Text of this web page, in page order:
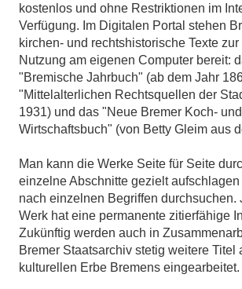
kostenlos und ohne Restriktionen im
Verfügung. Im Digitalen Portal stehen
kirchen- und rechtshistorische Texte
Nutzung am eigenen Computer bereit:
"Bremische Jahrbuch" (ab dem Jahr
"Mittelalterlichen Rechtsquellen der
1931) und das "Neue Bremer Koch- und
Wirtschaftsbuch" (von Betty Gleim aus
Man kann die Werke Seite für Seite
einzelne Abschnitte gezielt
nach einzelnen Begriffen durchsuchen.
Werk hat eine permanente zitierfähige
Zukünftig werden auch in
Bremer Staatsarchiv stetig weitere Titel
kulturellen Erbe Bremens eingearbeitet.